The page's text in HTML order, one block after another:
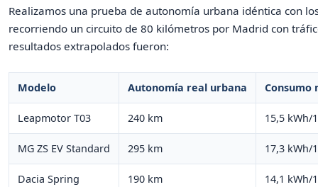
Realizamos una prueba de autonomía urbana idéntica con
recorriendo un circuito de 80 kilómetros por Madrid con
resultados extrapolados fueron:
Modelo Autonomía real urbana Consumo
Leapmotor T03 240 km 15,5 kWh/
MG ZS EV Standard 295 km 17,3 kWh/
Dacia Spring 190 km 14,1 kWh/